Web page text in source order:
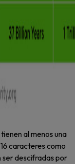
al menos una
caracteres como
ser descifradas por